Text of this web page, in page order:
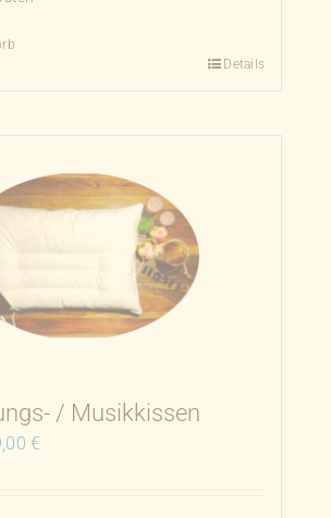
Details
/ Musikkissen
€